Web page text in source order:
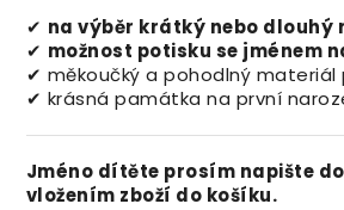
✔ na výběr krátký nebo dlouhý
✔ možnost potisku se jménem
✔ měkoučký a pohodlný materiál
✔ krásná památka na první
Jméno dítěte prosím napište
vložením zboží do košíku.